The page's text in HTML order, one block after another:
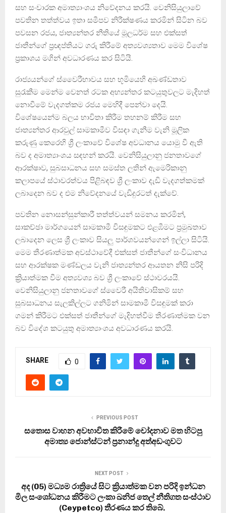
සහ සංචාරක අමාත්‍යාංශය නිවේදනය කරයි. වෙනිසියුලාවේ
පවතින තත්ත්වය ඉතා සමීපව නිරීක්ෂණය කරමින් සිටින බව
පවසන රජය, ජාත්‍යන්තර නීතියේ මූලධර්ම සහ එක්සත්
ජාතීන්ගේ ප්‍රඥප්තියට ගරු කිරීමේ අත්‍යවශ්‍යතාව මෙම විශේෂ
ප්‍රකාශය මගින් අවධාරණය කර සිටියි.
රාජ්‍යයන්ගේ ස්වෛරීභාවය සහ භූමියෙහි අඛණ්ඩතාව
සුරැකීම මෙන්ම වෙනත් රටක අභ්‍යන්තර කටයුතුවලට මැදිහත්
නොවීමේ වැදගත්කම රජය මෙහිදී පෙන්වා දෙයි.
විශේෂයෙන්ම බලය භාවිතා කිරීම තහනම් කිරීම සහ
ජාත්‍යන්තර ආරවුල් සාමකාමීව විසඳා ගැනීම වැනි මූලික
කරුණු කෙරෙහි ශ්‍රී ලංකාවේ විශේෂ අවධානය යොමු වී ඇති
බව ද අමාත්‍යාංශය සඳහන් කරයි. වෙනිසියුලානු ජනතාවගේ
ආරක්ෂාව, සුබසාධනය සහ සමස්ත ලතින් ඇමෙරිකානු
කලාපයේ ස්ථාවරත්වය පිළිබඳව ශ්‍රී ලංකාව දැඩි වැදගත්කමක්
ලබාදෙන බව ද එම නිවේදනයේ වැඩිදුරටත් දැක්වේ.
පවතින නොසන්සුන්කාරී තත්ත්වයන් සමනය කරමින්,
සාකච්ඡා මාර්ගයෙන් සාමකාමී විසඳුමකට එළඹීමට ප්‍රමුඛතාව
ලබාදෙන ලෙස ශ්‍රී ලංකාව සියලු පාර්ශවයන්ගෙන් ඉල්ලා සිටියි.
මෙම තීරණාත්මක අවස්ථාවේදී එක්සත් ජාතීන්ගේ සංවිධානය
සහ ආරක්ෂක මණ්ඩලය වැනි ජාත්‍යන්තර ආයතන නිසි පරිදි
ක්‍රියාත්මක වීම අත්‍යවශ්‍ය බව ශ්‍රී ලංකාවේ ස්ථාවරයයි.
වෙනිසියුලානු ජනතාවගේ ස්වෛරී අයිතිවාසිකම් සහ
සුබසාධනය සැලකිල්ලට ගනිමින් සාමකාමී විසඳුමක් කරා
ගමන් කිරීමට එක්සත් ජාතීන්ගේ මැදිහත්වීම තීරණාත්මක වන
බව විදේශ කටයුතු අමාත්‍යාංශය අවධාරණය කරයි.
SHARE 0
PREVIOUS POST
සතොස වාහන අවභාවිත කිරීමේ චෝදනාව මත හිටපු
අමාත්‍ය ජොන්ස්ටන් ප්‍රනාන්දු අත්අඩංගුවට
NEXT POST
අද (05) මධ්‍යම රාත්‍රියේ සිට ක්‍රියාත්මක වන පරිදි ඉන්ධන
මිල සංශෝධනය කිරීමට ලංකා ඛනිජ තෙල් නීතිගත සංස්ථාව
(Ceypetco) තීරණය කර තිබේ.